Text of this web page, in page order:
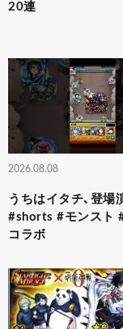
20連
2026.08.08
うちはイタチ､登
#shorts #モンスト
コラボ